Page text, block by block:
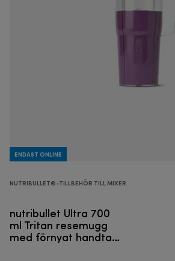
ENDAST ONLINE
NUTRIBULLET®-TILLBEHÖR TILL MIXER
nutribullet Ultra 700
ml Tritan resemugg
med förnyat handtag